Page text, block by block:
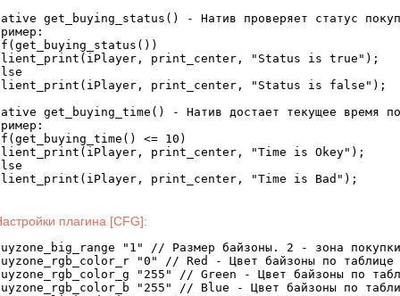
get_buying_status() - Натив проверяет статус
print_center, "Status is true");
print_center, "Status is false");
get_buying_time() - Натив достает текущее время
<= 10)
print_center, "Time is Okey");
плагина [CFG]:
"1" // Размер байзоны. 2 - зона
"0" // Red - Цвет байзоны по таблице
"255" // Green - Цвет байзоны по
"255" // Blue - Цвет байзоны по